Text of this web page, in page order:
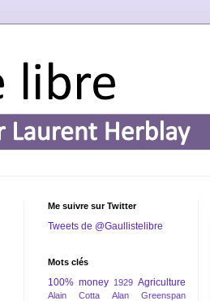
Me suivre sur Twitter
Tweets de @Gaullistelibre
Mots clés
100% money 1929 Agriculture
Alain Cotta Alan Greenspan